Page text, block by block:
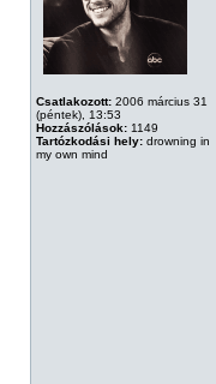
Csatlakozott: 2006 március 31
(péntek), 13:53
Hozzászólások: 1149
Tartózkodási hely: drowning in
my own mind